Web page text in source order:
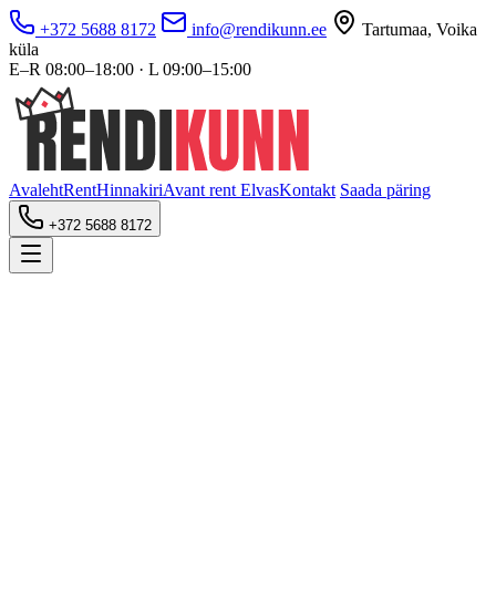
+372 5688 8172 info@rendikunn.ee
Tartumaa, Voika
küla
E–R 08:00–18:00 · L 09:00–15:00
AvalehtRentHinnakiriAvant rent ElvasKontakt Saada päring
+372 5688 8172